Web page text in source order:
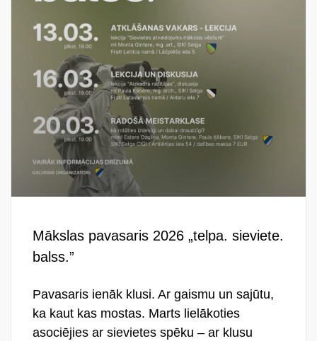
Mākslas pavasaris 2026 „telpa. sieviete.
balss.”
Pavasaris ienāk klusi. Ar gaismu un sajūtu,
ka kaut kas mostas. Marts lielākoties
asociējies ar sievietes spēku – ar klusu